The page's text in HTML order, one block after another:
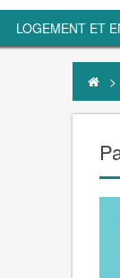
LOGEMENT ET
>